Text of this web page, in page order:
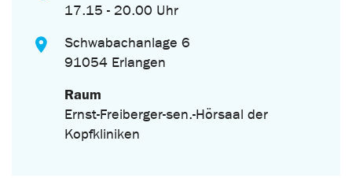
17.15 - 20.00 Uhr
Schwabachanlage 6
91054 Erlangen
Raum
Ernst-Freiberger-sen.-Hörsaal der
Kopfkliniken